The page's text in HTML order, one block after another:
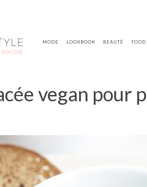
MODE LOOKBOOK BEAUTÉ FOOD
vegan pour